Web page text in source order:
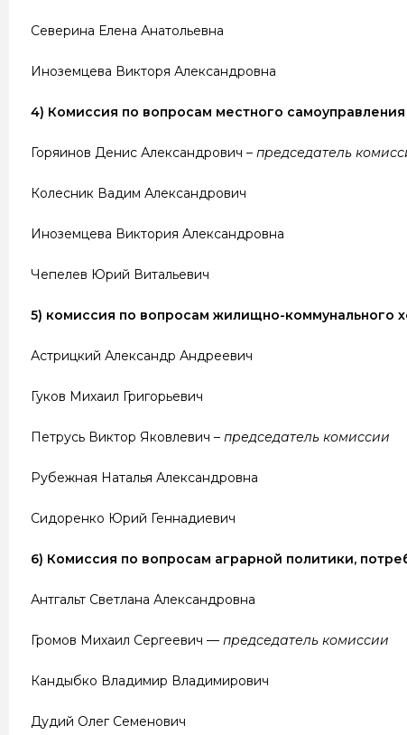
Северина Елена Анатольевна
Иноземцева Викторя Александровна
4) Комиссия по вопросам местного
Горяинов Денис Александрович – председатель
Колесник Вадим Александрович
Иноземцева Виктория Александровна
Чепелев Юрий Витальевич
5) комиссия по вопросам жилищно-коммунального
Астрицкий Александр Андреевич
Гуков Михаил Григорьевич
Петрусь Виктор Яковлевич – председатель комиссии
Рубежная Наталья Александровна
Сидоренко Юрий Геннадиевич
6) Комиссия по вопросам аграрной политики,
Антгальт Светлана Александровна
Громов Михаил Сергеевич — председатель комиссии
Кандыбко Владимир Владимирович
Дудий Олег Семенович